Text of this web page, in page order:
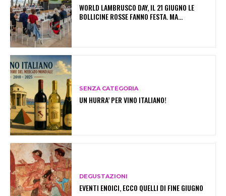
WORLD LAMBRUSCO DAY, IL 21 GIUGNO LE
BOLLICINE ROSSE FANNO FESTA. MA…
SENZA CATEGORIA
UN HURRA’ PER VINO ITALIANO!
DEGUSTAZIONI
EVENTI ENOICI, ECCO QUELLI DI FINE GIUGNO